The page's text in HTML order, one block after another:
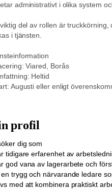
administrativt i olika system
del av rollen är
i tjänsten.
Viared, Borås
Heltid
Augusti eller enligt
profil
dig som
tidigare erfarenhet av
god vana av lagerarbete och
trygg och närvarande ledare
med att kombinera praktiskt